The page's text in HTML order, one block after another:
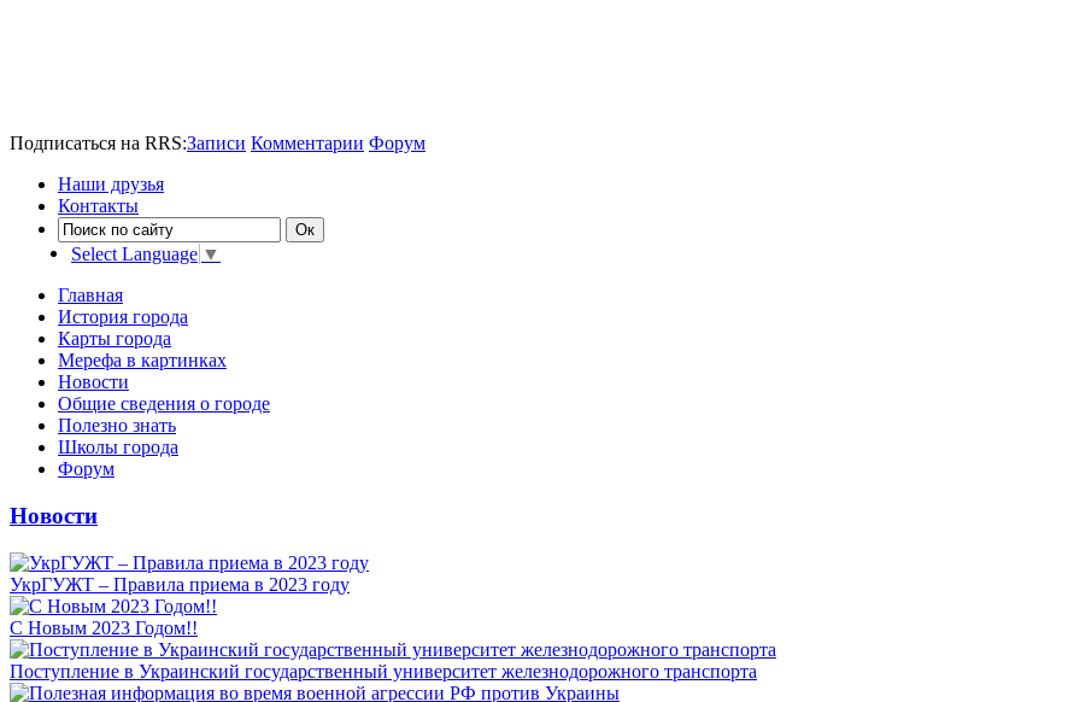
Подписаться на RRS:Записи Комментарии Форум
Наши друзья
Контакты
Select Language ▼
Главная
История города
Карты города
Мерефа в картинках
Новости
Общие сведения о городе
Полезно знать
Школы города
Форум
Новости
УкрГУЖТ – Правила приема в 2023 году
С Новым 2023 Годом!!
Поступление в Украинский государственный университет железнодорожного транспорта